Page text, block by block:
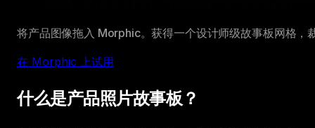
将产品图像拖入 Morphic。获得一个设计师级故事板网格，
在 Morphic 上试用
什么是产品照片故事板？